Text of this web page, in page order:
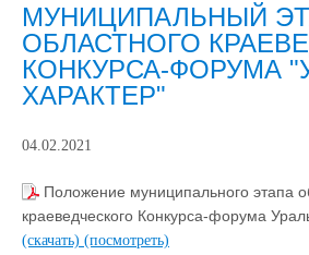
МУНИЦИПАЛЬНЫЙ
ОБЛАСТНОГО
КОНКУРСА-ФОРУМА
ХАРАКТЕР"
04.02.2021
Положение муниципального этапа
краеведческого Конкурса-форума
(скачать) (посмотреть)